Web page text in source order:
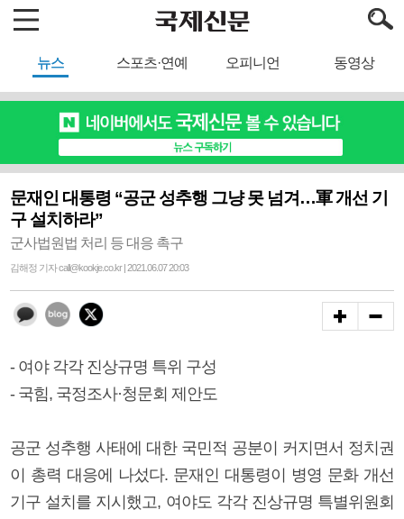
뉴스 스포츠·연예 오피니언 동영상
문재인 대통령 “공군 성추행 그냥 못 넘겨…軍 개선 기
구 설치하라”
군사법원법 처리 등 대응 촉구
김해정 기자 call@kookje.co.kr | 2021.06.07 20:03
- 여야 각각 진상규명 특위 구성
- 국힘, 국정조사·청문회 제안도
공군 성추행 사태에 대한 국민적 공분이 커지면서 정치권
이 총력 대응에 나섰다. 문재인 대통령이 병영 문화 개선
기구 설치를 지시했고, 여야도 각각 진상규명 특별위원회